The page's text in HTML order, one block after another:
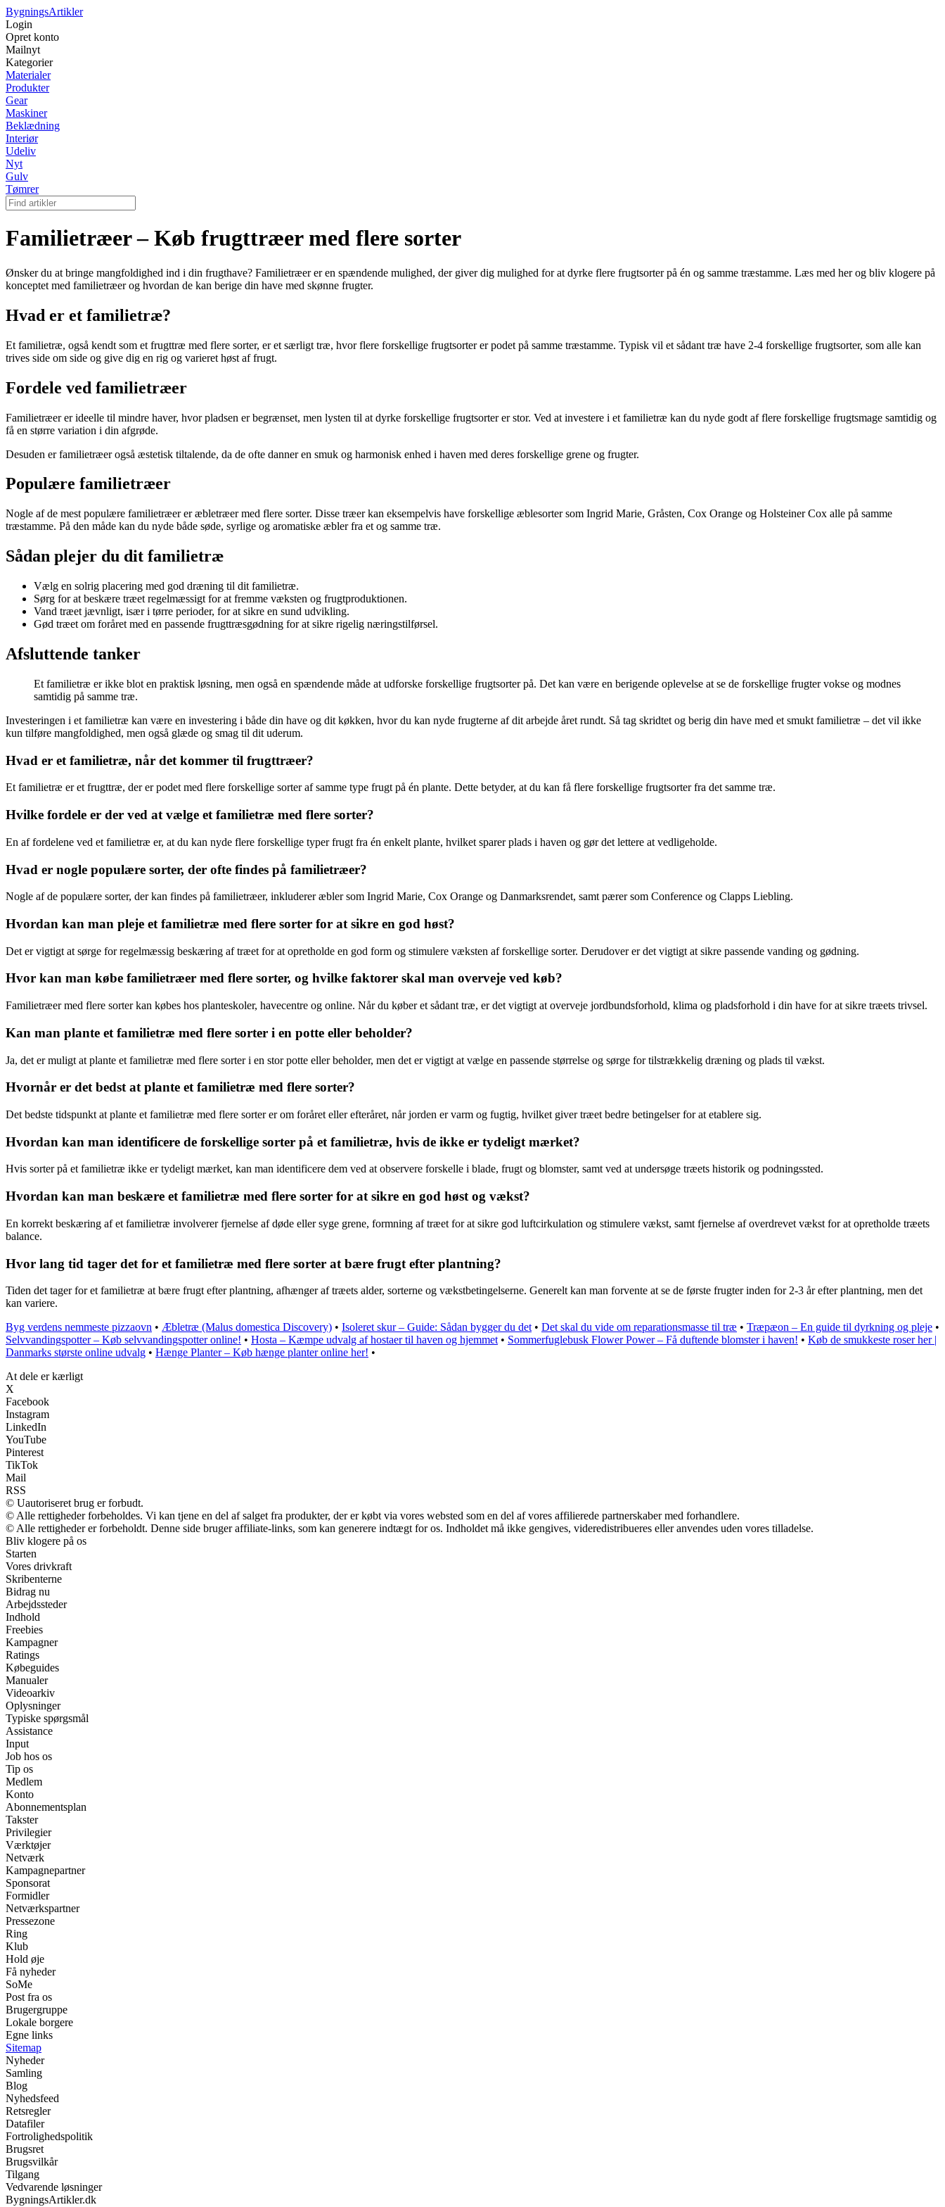
BygningsArtikler
Login
Opret konto
Mailnyt
Kategorier
Materialer
Produkter
Gear
Maskiner
Beklædning
Interiør
Udeliv
Nyt
Gulv
Tømrer
Familietræer – Køb frugttræer med flere sorter
Ønsker du at bringe mangfoldighed ind i din frugthave? Familietræer er en spændende mulighed, der giver dig mulighed for at dyrke flere frugtsorter på én og samme træstamme. Læs med her og bliv klogere på
konceptet med familietræer og hvordan de kan berige din have med skønne frugter.
Hvad er et familietræ?
Et familietræ, også kendt som et frugttræ med flere sorter, er et særligt træ, hvor flere forskellige frugtsorter er podet på samme træstamme. Typisk vil et sådant træ have 2-4 forskellige frugtsorter, som alle kan
trives side om side og give dig en rig og varieret høst af frugt.
Fordele ved familietræer
Familietræer er ideelle til mindre haver, hvor pladsen er begrænset, men lysten til at dyrke forskellige frugtsorter er stor. Ved at investere i et familietræ kan du nyde godt af flere forskellige frugtsmage samtidig og
få en større variation i din afgrøde.
Desuden er familietræer også æstetisk tiltalende, da de ofte danner en smuk og harmonisk enhed i haven med deres forskellige grene og frugter.
Populære familietræer
Nogle af de mest populære familietræer er æbletræer med flere sorter. Disse træer kan eksempelvis have forskellige æblesorter som Ingrid Marie, Gråsten, Cox Orange og Holsteiner Cox alle på samme
træstamme. På den måde kan du nyde både søde, syrlige og aromatiske æbler fra et og samme træ.
Sådan plejer du dit familietræ
Vælg en solrig placering med god dræning til dit familietræ.
Sørg for at beskære træet regelmæssigt for at fremme væksten og frugtproduktionen.
Vand træet jævnligt, især i tørre perioder, for at sikre en sund udvikling.
Gød træet om foråret med en passende frugttræsgødning for at sikre rigelig næringstilførsel.
Afsluttende tanker
Et familietræ er ikke blot en praktisk løsning, men også en spændende måde at udforske forskellige frugtsorter på. Det kan være en berigende oplevelse at se de forskellige frugter vokse og modnes
samtidig på samme træ.
Investeringen i et familietræ kan være en investering i både din have og dit køkken, hvor du kan nyde frugterne af dit arbejde året rundt. Så tag skridtet og berig din have med et smukt familietræ – det vil ikke
kun tilføre mangfoldighed, men også glæde og smag til dit uderum.
Hvad er et familietræ, når det kommer til frugttræer?
Et familietræ er et frugttræ, der er podet med flere forskellige sorter af samme type frugt på én plante. Dette betyder, at du kan få flere forskellige frugtsorter fra det samme træ.
Hvilke fordele er der ved at vælge et familietræ med flere sorter?
En af fordelene ved et familietræ er, at du kan nyde flere forskellige typer frugt fra én enkelt plante, hvilket sparer plads i haven og gør det lettere at vedligeholde.
Hvad er nogle populære sorter, der ofte findes på familietræer?
Nogle af de populære sorter, der kan findes på familietræer, inkluderer æbler som Ingrid Marie, Cox Orange og Danmarksrendet, samt pærer som Conference og Clapps Liebling.
Hvordan kan man pleje et familietræ med flere sorter for at sikre en god høst?
Det er vigtigt at sørge for regelmæssig beskæring af træet for at opretholde en god form og stimulere væksten af forskellige sorter. Derudover er det vigtigt at sikre passende vanding og gødning.
Hvor kan man købe familietræer med flere sorter, og hvilke faktorer skal man overveje ved køb?
Familietræer med flere sorter kan købes hos planteskoler, havecentre og online. Når du køber et sådant træ, er det vigtigt at overveje jordbundsforhold, klima og pladsforhold i din have for at sikre træets trivsel.
Kan man plante et familietræ med flere sorter i en potte eller beholder?
Ja, det er muligt at plante et familietræ med flere sorter i en stor potte eller beholder, men det er vigtigt at vælge en passende størrelse og sørge for tilstrækkelig dræning og plads til vækst.
Hvornår er det bedst at plante et familietræ med flere sorter?
Det bedste tidspunkt at plante et familietræ med flere sorter er om foråret eller efteråret, når jorden er varm og fugtig, hvilket giver træet bedre betingelser for at etablere sig.
Hvordan kan man identificere de forskellige sorter på et familietræ, hvis de ikke er tydeligt mærket?
Hvis sorter på et familietræ ikke er tydeligt mærket, kan man identificere dem ved at observere forskelle i blade, frugt og blomster, samt ved at undersøge træets historik og podningssted.
Hvordan kan man beskære et familietræ med flere sorter for at sikre en god høst og vækst?
En korrekt beskæring af et familietræ involverer fjernelse af døde eller syge grene, formning af træet for at sikre god luftcirkulation og stimulere vækst, samt fjernelse af overdrevet vækst for at opretholde træets
balance.
Hvor lang tid tager det for et familietræ med flere sorter at bære frugt efter plantning?
Tiden det tager for et familietræ at bære frugt efter plantning, afhænger af træets alder, sorterne og vækstbetingelserne. Generelt kan man forvente at se de første frugter inden for 2-3 år efter plantning, men det
kan variere.
Byg verdens nemmeste pizzaovn • Æbletræ (Malus domestica Discovery) • Isoleret skur – Guide: Sådan bygger du det • Det skal du vide om reparationsmasse til træ • Træpæon – En guide til dyrkning og pleje •
Selvvandingspotter – Køb selvvandingspotter online! • Hosta – Kæmpe udvalg af hostaer til haven og hjemmet • Sommerfuglebusk Flower Power – Få duftende blomster i haven! • Køb de smukkeste roser her |
Danmarks største online udvalg • Hænge Planter – Køb hænge planter online her! •
At dele er kærligt
X
Facebook
Instagram
LinkedIn
YouTube
Pinterest
TikTok
Mail
RSS
© Uautoriseret brug er forbudt.
© Alle rettigheder forbeholdes. Vi kan tjene en del af salget fra produkter, der er købt via vores websted som en del af vores affilierede partnerskaber med forhandlere.
© Alle rettigheder er forbeholdt. Denne side bruger affiliate-links, som kan generere indtægt for os. Indholdet må ikke gengives, videredistribueres eller anvendes uden vores tilladelse.
Bliv klogere på os
Starten
Vores drivkraft
Skribenterne
Bidrag nu
Arbejdssteder
Indhold
Freebies
Kampagner
Ratings
Købeguides
Manualer
Videoarkiv
Oplysninger
Typiske spørgsmål
Assistance
Input
Job hos os
Tip os
Medlem
Konto
Abonnementsplan
Takster
Privilegier
Værktøjer
Netværk
Kampagnepartner
Sponsorat
Formidler
Netværkspartner
Pressezone
Ring
Klub
Hold øje
Få nyheder
SoMe
Post fra os
Brugergruppe
Lokale borgere
Egne links
Sitemap
Nyheder
Samling
Blog
Nyhedsfeed
Retsregler
Datafiler
Fortrolighedspolitik
Brugsret
Brugsvilkår
Tilgang
Vedvarende løsninger
BygningsArtikler.dk